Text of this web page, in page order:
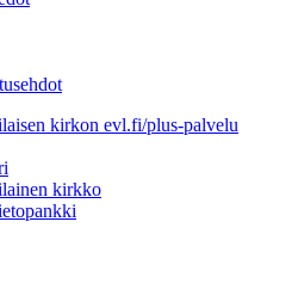
kirkon evl.fi/plus-palvelu
kirkko